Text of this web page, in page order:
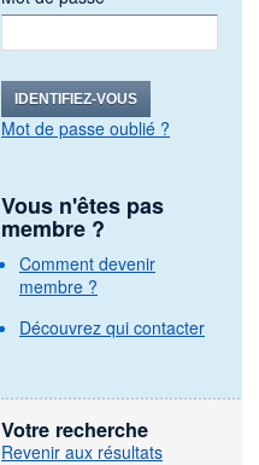
IDENTIFIEZ-VOUS
Mot de passe oublié ?
Vous n'êtes pas
membre ?
Comment devenir
membre ?
Découvrez qui contacter
Votre recherche
Revenir aux résultats